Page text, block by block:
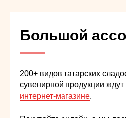
Большой
200+ видов татарских
сувенирной продукции
интернет-магазине.